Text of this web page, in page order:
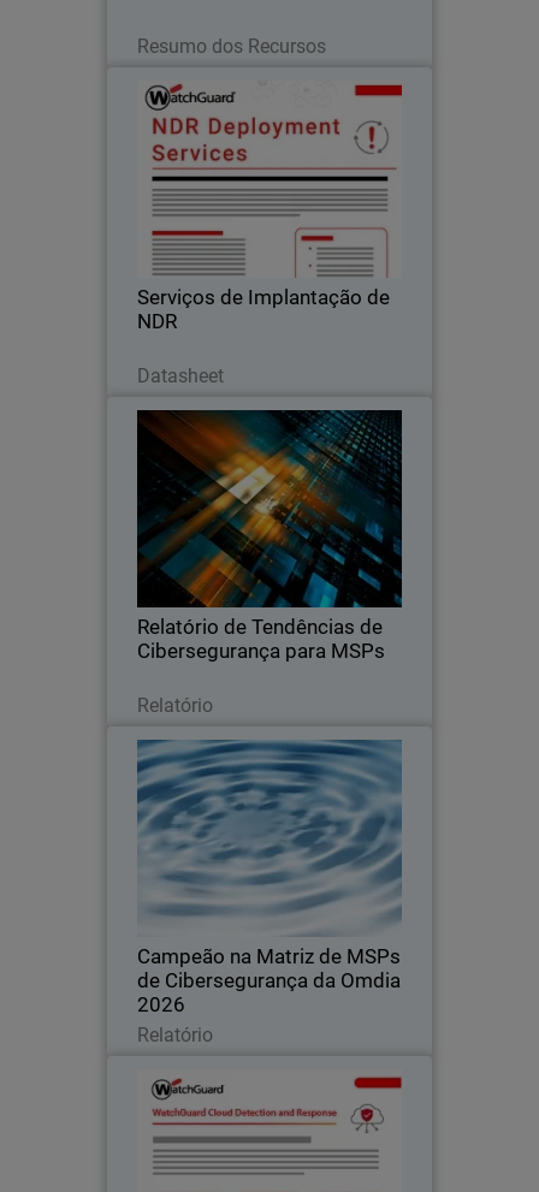
Resumo dos Recursos
Serviços de Implantação de
NDR
Datasheet
Serviços de Implantação de
NDR
Os serviços de implantação de NDR da
WatchGuard garantem uma
configuração rápida e especializada,
para que você possa acelerar seu
investimento em Detecção e Resposta
Relatório de Tendências de
Cibersegurança para MSPs
Relatório
Relatório de Tendências de
Cibersegurança para MSPs
Demanda por cibersegurança, as
expectativas dos clientes, as tendências
de preços e os principais fatores que
levam os clientes a trocar de
fornecedor.
Campeão na Matriz de MSPs
de Cibersegurança da Omdia
2026
Relatório
Campeão na Matriz de MSPs de
Cibersegurança da Omdia 2026
Reconhecida pela liderança, inovação e
por definir o padrão no mercado global
de cibersegurança para MSPs
Cloud Detection and Response
da WatchGuard
Interrompa os riscos na nuvem onde